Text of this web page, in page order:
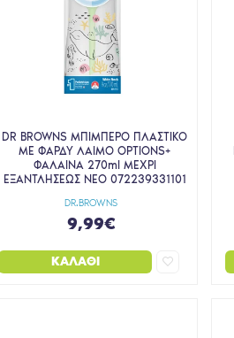
DR.BROWNS
DR BROWNS ΜΠΙΜΠΕΡΟ ΠΛΑΣΤΙΚΟ
ΜΕ ΦΑΡΔΥ ΛΑΙΜΟ OPTIONS+
ΦΑΛΑΙΝΑ 270ml ΜΕΧΡΙ
ΕΞΑΝΤΛΗΣΕΩΣ ΝΕΟ 072239331101
9,99€
ΚΑΛΆΘΙ